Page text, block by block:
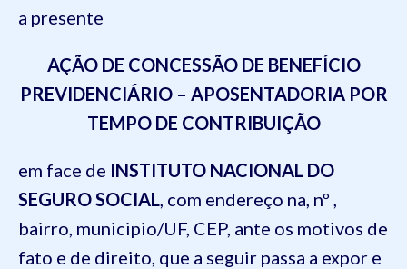
a presente
AÇÃO DE CONCESSÃO DE BENEFÍCIO
PREVIDENCIÁRIO – APOSENTADORIA POR
TEMPO DE CONTRIBUIÇÃO
em face de INSTITUTO NACIONAL DO
SEGURO SOCIAL, com endereço na, nº ,
bairro, municipio/UF, CEP, ante os motivos de
fato e de direito, que a seguir passa a expor e